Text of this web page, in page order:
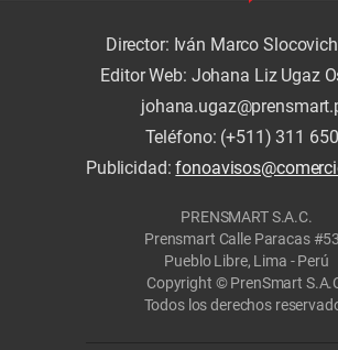
Director: Iván Marco
Editor Web: Johana Liz Ugaz
Teléfono: (+511) 311
Publicidad:
PRENSMART S.A.C.
Prensmart Calle Paracas
Pueblo Libre, Lima - Perú
Copyright © PrenSmart
Todos los derechos